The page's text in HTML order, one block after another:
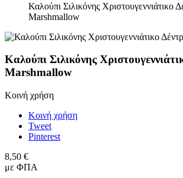
Καλούπι Σιλικόνης Χριστουγεννιάτικο
Marshmallow
Καλούπι Σιλικόνης
Marshmallow
Κοινή χρήση
Κοινή χρήση
Tweet
Pinterest
8,50 €
με ΦΠΑ